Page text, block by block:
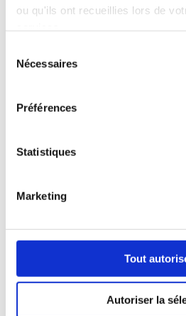
ou qu'ils ont recueillies lors de
Nécessaires
Préférences
Statistiques
Marketing
Tout
Autoriser la
4.
privilégie les partenariats
l’économie régionale et
Coval Construction a
allient esthétique et
6.Valeurs
L’entreprise met l’accent sur
transparence, la qualité et le
cœur de sa